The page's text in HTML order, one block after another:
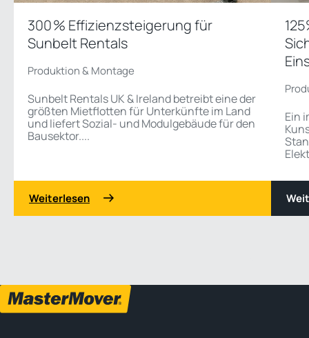
300 % Effizienzsteigerung für
Sunbelt Rentals
Produktion & Montage
Sunbelt Rentals UK & Ireland betreibt eine der
größten Mietflotten für Unterkünfte im Land
und liefert Sozial- und Modulgebäude für den
Bausektor....
Weiterlesen
Ein